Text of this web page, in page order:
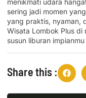
menikmati udara
sering jadi momen
yang praktis, nyaman,
Wisata Lombok Plus di
susun liburan
Share this :